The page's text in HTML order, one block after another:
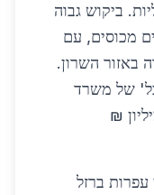
ביקוש גבוה
מכוסים, עם
5,000 טון פלדה באזור השרון.
של משרד
המזרימה 200 מיליון ₪
עפרות ברזל